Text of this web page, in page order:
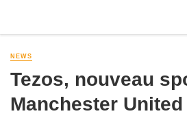
NEWS
Tezos, nouveau
Manchester United